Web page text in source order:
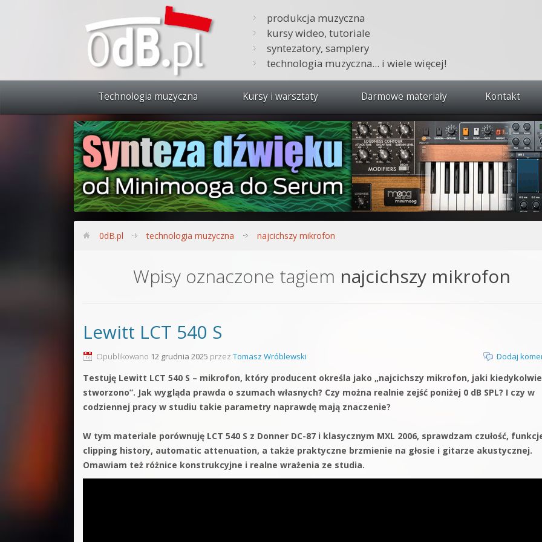
produkcja muzyczna
kursy wideo, tutoriale
syntezatory, samplery
technologia muzyczna... i wiele więcej!
Technologia muzyczna Kursy i warsztaty
Zobacz wszystkie kursy i warsztaty
Synteza dźwięku 🔥
Produkcja muzyczna w praktyce
Bitwig Studio od podstaw
Sound Forge od podstaw
Pakiety
Darmowe materiały Kontakt
0dB.pl technologia muzyczna najcichszy mikrofon
Wpisy oznaczone tagiem najcichszy mikrofon
Lewitt LCT 540 S
Opublikowano 12 grudnia 2025 przez Tomasz Wróblewski Dodaj
Testuję Lewitt LCT 540 S – mikrofon, który producent określa jako „najcichszy mikrofon, jaki
stworzono”. Jak wygląda prawda o szumach własnych? Czy można realnie zejść poniżej 0 dB SPL? I czy w
codziennej pracy w studiu takie parametry naprawdę mają znaczenie?
W tym materiale porównuję LCT 540 S z Donner DC-87 i klasycznym MXL 2006, sprawdzam czułość,
clipping history, automatic attenuation, a także praktyczne brzmienie na głosie i gitarze akustycznej.
Omawiam też różnice konstrukcyjne i realne wrażenia ze studia.